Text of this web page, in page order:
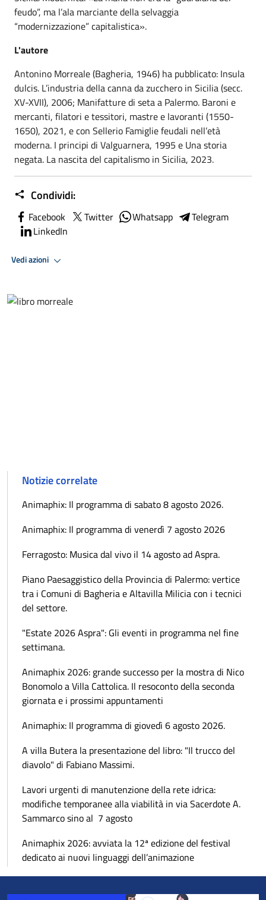
feudo”, ma l’ala marciante della selvaggia
“modernizzazione” capitalistica».
L'autore
Antonino Morreale (Bagheria, 1946) ha pubblicato: Insula
dulcis. L’industria della canna da zucchero in Sicilia (secc.
XV-XVII), 2006; Manifatture di seta a Palermo. Baroni e
mercanti, filatori e tessitori, mastre e lavoranti (1550-
1650), 2021, e con Sellerio Famiglie feudali nell’età
moderna. I principi di Valguarnera, 1995 e Una storia
negata. La nascita del capitalismo in Sicilia, 2023.
Condividi:
Facebook Twitter Whatsapp
Telegram
LinkedIn
Vedi azioni
Notizie correlate
Animaphix: Il programma di sabato 8 agosto 2026.
Animaphix: Il programma di venerdì 7 agosto 2026
Ferragosto: Musica dal vivo il 14 agosto ad Aspra.
Piano Paesaggistico della Provincia di Palermo: vertice
tra i Comuni di Bagheria e Altavilla Milicia con i tecnici
del settore.
"Estate 2026 Aspra": Gli eventi in programma nel fine
settimana.
Animaphix 2026: grande successo per la mostra di Nico
Bonomolo a Villa Cattolica. Il resoconto della seconda
giornata e i prossimi appuntamenti
Animaphix: Il programma di giovedì 6 agosto 2026.
A villa Butera la presentazione del libro: "Il trucco del
diavolo" di Fabiano Massimi.
Lavori urgenti di manutenzione della rete idrica:
modifiche temporanee alla viabilità in via Sacerdote A.
Sammarco sino al 7 agosto
Animaphix 2026: avviata la 12ª edizione del festival
dedicato ai nuovi linguaggi dell’animazione